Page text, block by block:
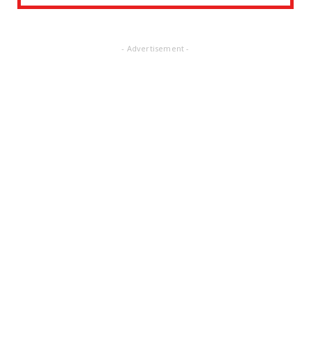
প্রধানমন্ত্রী আবাস যোজনা দ্বিতীয় পর্যায়ে টাকা ১০০
August 06, 2026
- Advertisement -